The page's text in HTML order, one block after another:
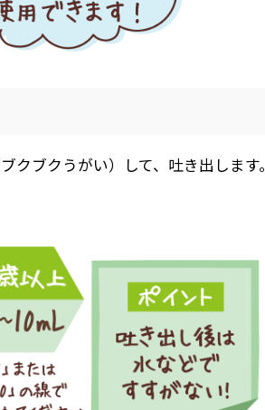
ブクうがい）して、吐き出します。